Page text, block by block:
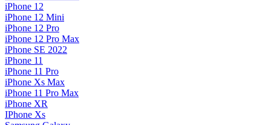
iPhone 12
iPhone 12 Mini
iPhone 12 Pro
iPhone 12 Pro Max
iPhone SE 2022
iPhone 11
iPhone 11 Pro
iPhone Xs Max
iPhone 11 Pro Max
iPhone XR
IPhone Xs